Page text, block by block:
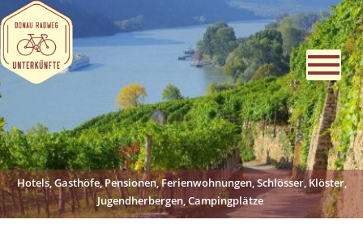
Hotels, Gasthöfe, Pensionen, Ferienwohnungen, Schlösser, Klöster,
Jugendherbergen, Campingplätze